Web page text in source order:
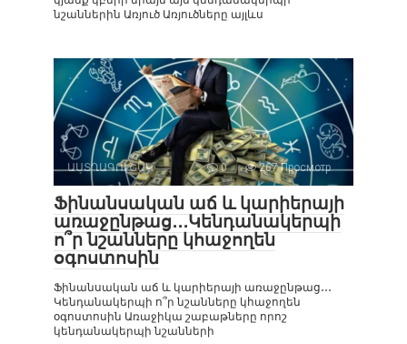
նշաններին Առյուծ Առյուծները այլևս
ԱՍՏՂԱԳՈՒՇԱԿ 0 267 Просмотр
Ֆինանսական աճ և կարիերայի
առաջընթաց․․․Կենդանակերպի
ո՞ր նշանները կհաջողեն
օգոստոսին
Ֆինանսական աճ և կարիերայի առաջընթաց․․․
Կենդանակերպի ո՞ր նշանները կհաջողեն
օգոստոսին Առաջիկա շաբաթները որոշ
կենդանակերպի նշանների